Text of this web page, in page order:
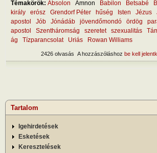
Témakörök: Absolon Amnon Babilon Betsabé
király
erósz Grendorf Péter hűség Isten Jézus
apostol
Jób Jónádáb jövendőmondó ördög
apostol
Szentháromság szeretet szexualitás
ág
Tízparancsolat Uriás Rowan Williams
A hozzászóláshoz be kell
2426 olvasás
Tartalom
Igehirdetések
Esketések
Keresztelések